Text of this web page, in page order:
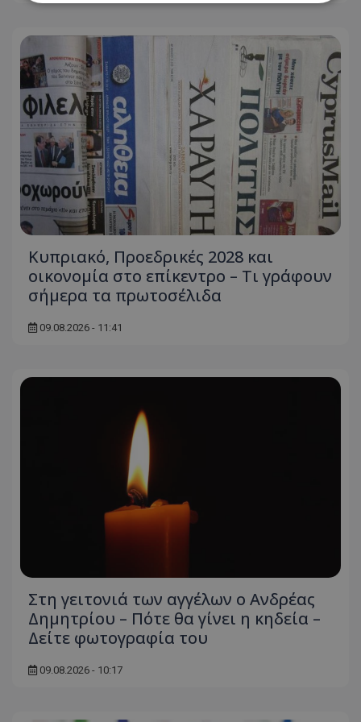
Κυπριακό, Προεδρικές 2028 και
οικονομία στο επίκεντρο – Τι γράφουν
σήμερα τα πρωτοσέλιδα
09.08.2026 - 11:41
Στη γειτονιά των αγγέλων ο Ανδρέας
Δημητρίου – Πότε θα γίνει η κηδεία –
Δείτε φωτογραφία του
09.08.2026 - 10:17
Απολύτως απαραίτητα
Απόδοσης
Στόχευσης
Λειτουργικότητας
Μη ταξινομημένα
Τα απολύτως απαραίτητα cookies επιτρέπουν
βασικές λειτουργίες του ιστότοπου, όπως τη
σύνδεση χρήστη και τη διαχείριση λογαριασμού.
Ο ιστότοπος δεν μπορεί να χρησιμοποιηθεί σωστά
χωρίς τα απολύτως απαραίτητα cookies.
Ονοματεπώνυμο
Προμηθευτής/
Πεδίο
usprivacy
.lifenewscy.tothemaonline.com
ASP.NET_SessionId
Microsoft Corporation
VISITOR_PRIVACY_METADATA
YouTube
.youtube.com